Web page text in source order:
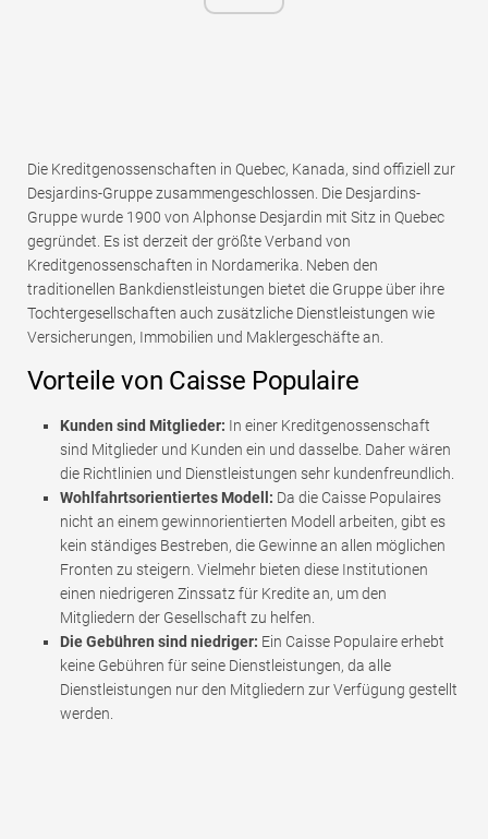
Die Kreditgenossenschaften in Quebec, Kanada, sind offiziell zur
Desjardins-Gruppe zusammengeschlossen. Die Desjardins-
Gruppe wurde 1900 von Alphonse Desjardin mit Sitz in Quebec
gegründet. Es ist derzeit der größte Verband von
Kreditgenossenschaften in Nordamerika. Neben den
traditionellen Bankdienstleistungen bietet die Gruppe über ihre
Tochtergesellschaften auch zusätzliche Dienstleistungen wie
Versicherungen, Immobilien und Maklergeschäfte an.
Vorteile von Caisse Populaire
Kunden sind Mitglieder: In einer Kreditgenossenschaft
sind Mitglieder und Kunden ein und dasselbe. Daher wären
die Richtlinien und Dienstleistungen sehr kundenfreundlich.
Wohlfahrtsorientiertes Modell: Da die Caisse Populaires
nicht an einem gewinnorientierten Modell arbeiten, gibt es
kein ständiges Bestreben, die Gewinne an allen möglichen
Fronten zu steigern. Vielmehr bieten diese Institutionen
einen niedrigeren Zinssatz für Kredite an, um den
Mitgliedern der Gesellschaft zu helfen.
Die Gebühren sind niedriger: Ein Caisse Populaire erhebt
keine Gebühren für seine Dienstleistungen, da alle
Dienstleistungen nur den Mitgliedern zur Verfügung gestellt
werden.